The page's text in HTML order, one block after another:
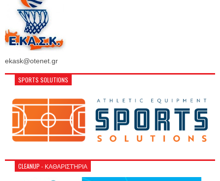
ekask@otenet.gr
SPORTS SOLUTIONS
CLEANUP - ΚΑΘΑΡΙΣΤΉΡΙΑ